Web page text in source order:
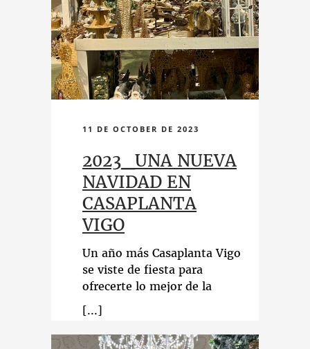
11 DE OCTOBER DE 2023
2023_UNA NUEVA
NAVIDAD EN
CASAPLANTA
VIGO
Un año más Casaplanta Vigo
se viste de fiesta para
ofrecerte lo mejor de la
decoración navideña. ¡Ven a
descubrirlo!